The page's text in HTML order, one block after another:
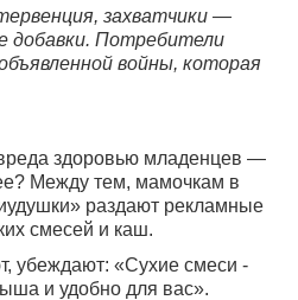
захватчики —
добавки. Потребители
войны, которая
здоровью младенцев —
Между тем, мамочкам в
раздают рекламные
смесей и каш.
убеждают: «Сухие смеси -
и удобно для вас».